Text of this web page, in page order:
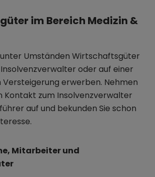
im Bereich Medizin &
unter Umständen Wirtschaftsgüter
oder auf einer
erwerben. Nehmen
Kontakt zum Insolvenzverwalter
auf und bekunden Sie schon
Mitarbeiter und